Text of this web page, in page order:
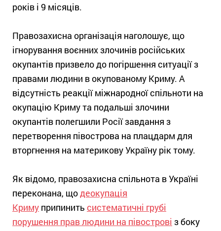
років і 9 місяців.
Правозахисна організація наголошує, що
ігнорування воєнних злочинів російських
окупантів призвело до погіршення ситуації з
правами людини в окупованому Криму. А
відсутність реакції міжнародної спільноти на
окупацію Криму та подальші злочини
окупантів полегшили Росії завдання з
перетворення півострова на плацдарм для
вторгнення на материкову Україну рік тому.
Як відомо, правозахисна спільнота в Україні
переконана, щодеокупація
Криму припинить систематичні грубі
порушення прав людини на півострові з боку